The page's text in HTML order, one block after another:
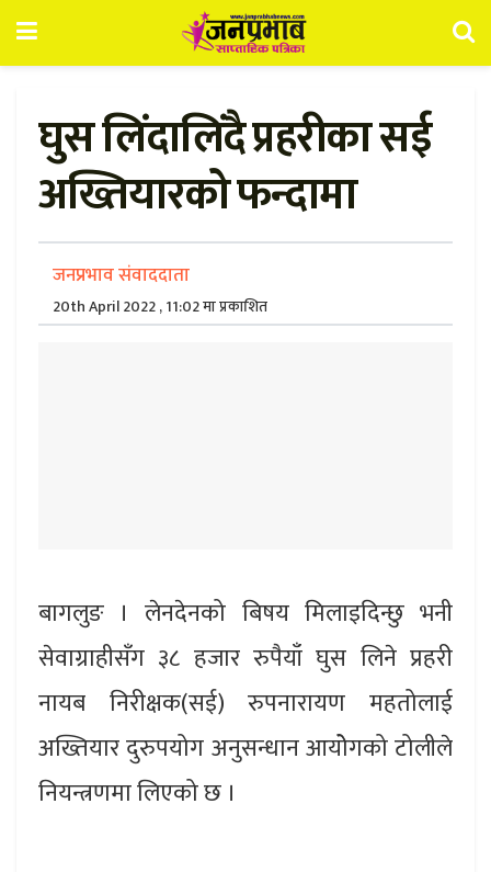
घुस लिंदालिंदै प्रहरीका सई
अख्तियारको फन्दामा
जनप्रभाव संवाददाता
20th April 2022 , 11:02 मा प्रकाशित
बागलुङ । लेनदेनको बिषय मिलाइदिन्छु भनी
सेवाग्राहीसँग ३८ हजार रुपैयाँ घुस लिने प्रहरी
नायब निरीक्षक(सई) रुपनारायण महतोलाई
अख्तियार दुरुपयोग अनुसन्धान आयोेगको टोलीले
नियन्त्रणमा लिएको छ ।